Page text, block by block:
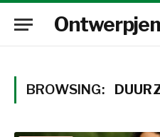
BROWSING: